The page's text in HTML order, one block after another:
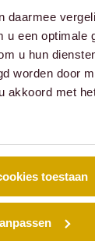
een optimale
u hun
worden door
akkoord met
toestaan